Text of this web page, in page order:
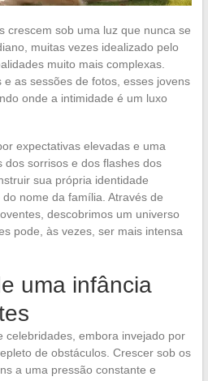
crescem sob uma luz que nunca se
muitas vezes idealizado pelo
muito mais complexas.
as sessões de fotos, esses jovens
onde a intimidade é um luxo
expectativas elevadas e uma
dos sorrisos e dos flashes dos
sua própria identidade
nome da família. Através de
descobrimos um universo
pode, às vezes, ser mais intensa
uma infância
celebridades, embora invejado por
de obstáculos. Crescer sob os
a uma pressão constante e